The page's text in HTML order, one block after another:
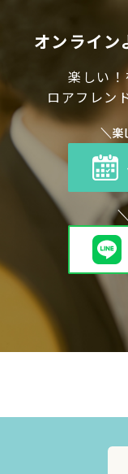
オンライン
楽しい
ロアフレン